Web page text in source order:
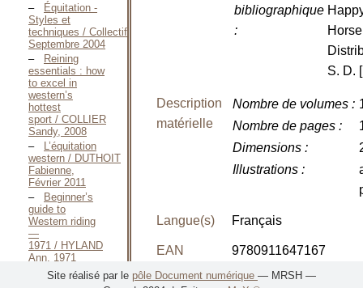
Équitation -
Styles et
techniques / Collectif,
Septembre 2004
Reining
essentials : how
to excel in
western’s
hottest
sport / COLLIER
Sandy, 2008
L’équitation
western / DUTHOIT
Fabienne,
Février 2011
Beginner’s
guide to
Western riding
—
1971 / HYLAND
Ann, 1971
Comment
bibliographique
:
Horse
S. D.
Description
matérielle
Nombre de volumes:
Nombre de pages:
Dimensions:
Illustrations:
Langue(s) Français
EAN 9780911647167
Site réalisé par le pôle Document numérique — MRSH —